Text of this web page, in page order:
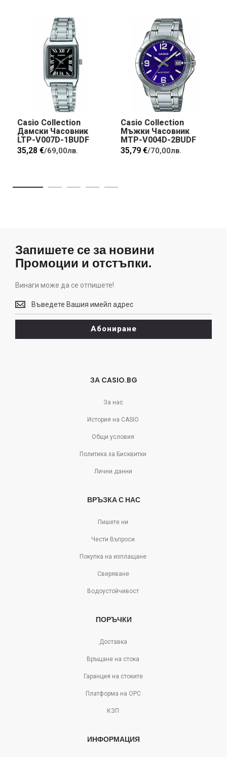
Casio Collection
Дамски Часовник
LTP-V007D-1BUDF
35,28 €/69,00лв.
Casio Collection
Мъжки Часовник
MTP-V004D-2BUDF
35,79 €/70,00лв.
Запишете се за новини
Промоции и отстъпки.
Винаги може да се отпишете!
Винаги
може
да
отпишете!
Абониране
ЗА CASIO.BG
За нас
История на CASIO
Общи условия
Политика за Бисквитки
Лични данни
ВРЪЗКА С НАС
Пишете ни
Чести Въпроси
Покупка на изплащане
Сверяване
Водоустойчивост
ПОРЪЧКИ
Доставка
Връщане на стока
Гаранция на стоките
Платформа на ОРС
КЗП
ИНФОРМАЦИЯ